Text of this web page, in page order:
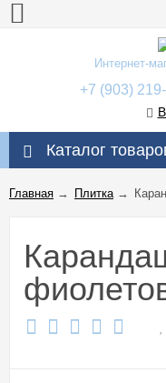
Интернет-
+7 (903)
Каталог
Главная → Плитка→